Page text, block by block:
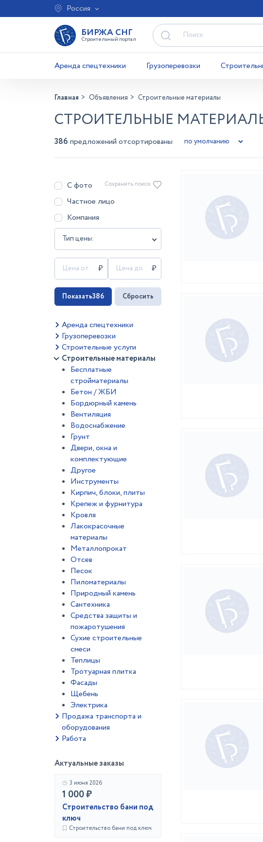
Россия
БИРЖА СНГ
Строительный портал
Аренда спецтехники Грузоперевозки
Главная Объявления Строительные материалы
СТРОИТЕЛЬНЫЕ
386 предложений отсортированы
С фото
Частное лицо
Компания
Тип цены:
Сохранить поиск
Показать386 Сбросить
Аренда спецтехники
Грузоперевозки
Строительные услуги
Строительные материалы
Бесплатные
стройматериалы
Бетон / ЖБИ
Бордюрный камень
Вентиляция
Водоснабжение
Грунт
Двери, окна и
комплектующие
Другое
Инструменты
Кирпич, блоки, плиты
Крепеж и фурнитура
Кровля
Лакокрасочные
материалы
Металлопрокат
Отсев
Песок
Пиломатериалы
Природный камень
Сантехника
Средства защиты и
пожаротушения
Сухие строительные
смеси
Теплицы
Тротуарная плитка
Фасады
Щебень
Электрика
Продажа транспорта и
оборудования
Работа
Актуальные заказы
3 июня 2026
1 000 ₽
Строительство бани под
ключ
Строительство бани под ключ